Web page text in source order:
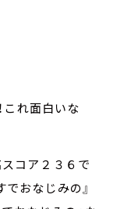
これ面白いな
スコア２３６で
おなじみの』